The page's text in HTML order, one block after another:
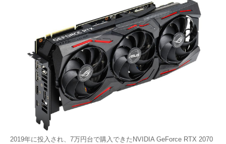
2019年に投入され、7万円台で購入できたNVIDIA GeForce RTX 2070